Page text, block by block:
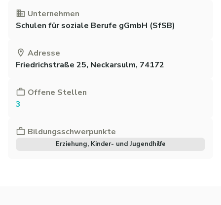
Unternehmen
Schulen für soziale Berufe gGmbH (SfSB)
Adresse
Friedrichstraße 25, Neckarsulm, 74172
Offene Stellen
3
Bildungsschwerpunkte
Erziehung, Kinder- und Jugendhilfe